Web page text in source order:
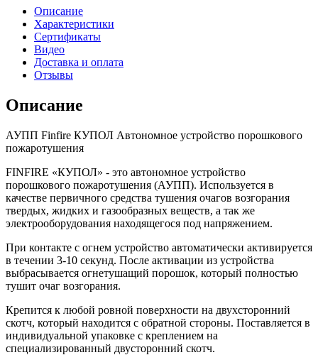
Описание
Характеристики
Сертификаты
Видео
Доставка и оплата
Отзывы
Описание
АУПП Finfire КУПОЛ Автономное устройство порошкового
пожаротушения
FINFIRE «КУПОЛ» - это автономное устройство
порошкового пожаротушения (АУПП). Используется в
качестве первичного средства тушения очагов возгорания
твердых, жидких и газообразных веществ, а так же
электрооборудования находящегося под напряжением.
При контакте с огнем устройство автоматически активируется
в течении 3-10 секунд. После активации из устройства
выбрасывается огнетушащий порошок, который полностью
тушит очаг возгорания.
Крепится к любой ровной поверхности на двухсторонний
скотч, который находится с обратной стороны. Поставляется в
индивидуальной упаковке с креплением на
специализированный двусторонний скотч.